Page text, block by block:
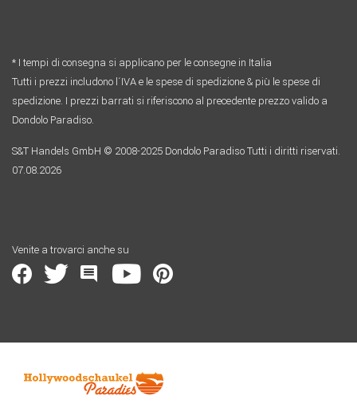
* I tempi di consegna si applicano per le consegne in Italia
Tutti i prezzi includono l´IVA e le spese di spedizione & più le spese di
spedizione. I prezzi barrati si riferiscono al precedente prezzo valido a
Dondolo Paradiso.
S&T Handels GmbH © 2008-2025 Dondolo Paradiso Tutti i diritti riservati.
07.08.2026
Venite a trovarci anche su